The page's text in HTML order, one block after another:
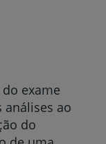
exame
ao
do